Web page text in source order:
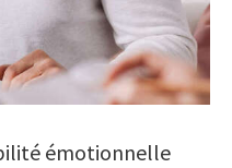
émotionnelle